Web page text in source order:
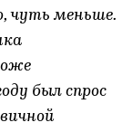
чуть меньше.
был спрос